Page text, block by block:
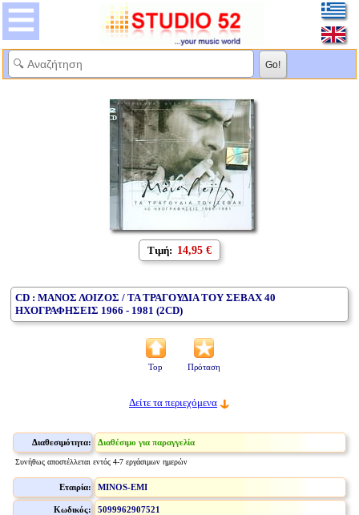
Τιμή: 14,95 €
CD : ΜΑΝΟΣ ΛΟΙΖΟΣ / ΤΑ ΤΡΑΓΟΥΔΙΑ ΤΟΥ ΣΕΒΑΧ 40
ΗΧΟΓΡΑΦΗΣΕΙΣ 1966 - 1981 (2CD)
Top Πρόταση
Δείτε τα περιεχόμενα
Διαθεσιμότητα: Διαθέσιμο για παραγγελία
Συνήθως αποστέλλεται εντός 4-7 εργάσιμων ημερών
Εταιρία: MINOS-EMI
Κωδικός: 5099962907521